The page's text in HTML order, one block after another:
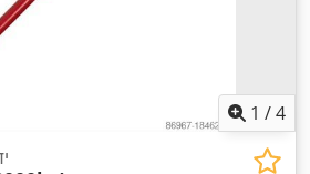
1 /4